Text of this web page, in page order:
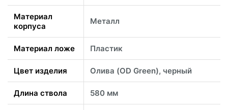
Материал
корпуса
Металл
Материал ложе Пластик
Цвет изделия Олива (OD Green), черный
Длина ствола 580 мм